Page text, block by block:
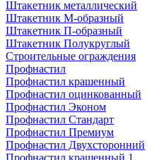
Штакетник металлический
Штакетник М-образный
Штакетник П-образный
Штакетник Полукруглый
Строительные ограждения
Профнастил
Профнастил крашенный
Профнастил оцинкованный
Профнастил Эконом
Профнастил Стандарт
Профнастил Премиум
Профнастил Двухсторонний
Профнастил крашенный 1